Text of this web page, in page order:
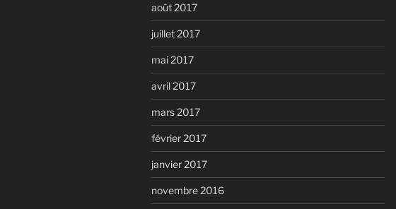
août 2017
juillet 2017
mai 2017
avril 2017
mars 2017
février 2017
janvier 2017
novembre 2016